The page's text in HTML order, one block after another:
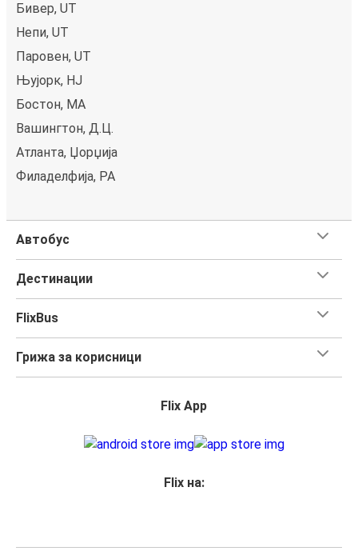
Бивер, UT
Непи, UT
Паровен, UT
Њујорк, НЈ
Бостон, MA
Вашингтон, Д.Ц.
Атланта, Џорџија
Филаделфија, PA
Автобус
Дестинации
FlixBus
Грижа за корисници
Flix App
Flix на: